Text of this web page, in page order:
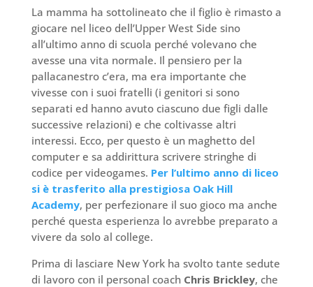
La mamma ha sottolineato che il figlio è rimasto a
giocare nel liceo dell’Upper West Side sino
all’ultimo anno di scuola perché volevano che
avesse una vita normale. Il pensiero per la
pallacanestro c’era, ma era importante che
vivesse con i suoi fratelli (i genitori si sono
separati ed hanno avuto ciascuno due figli dalle
successive relazioni) e che coltivasse altri
interessi. Ecco, per questo è un maghetto del
computer e sa addirittura scrivere stringhe di
codice per videogames. Per l’ultimo anno di liceo
si è trasferito alla prestigiosa Oak Hill
Academy, per perfezionare il suo gioco ma anche
perché questa esperienza lo avrebbe preparato a
vivere da solo al college.
Prima di lasciare New York ha svolto tante sedute
di lavoro con il personal coach Chris Brickley, che